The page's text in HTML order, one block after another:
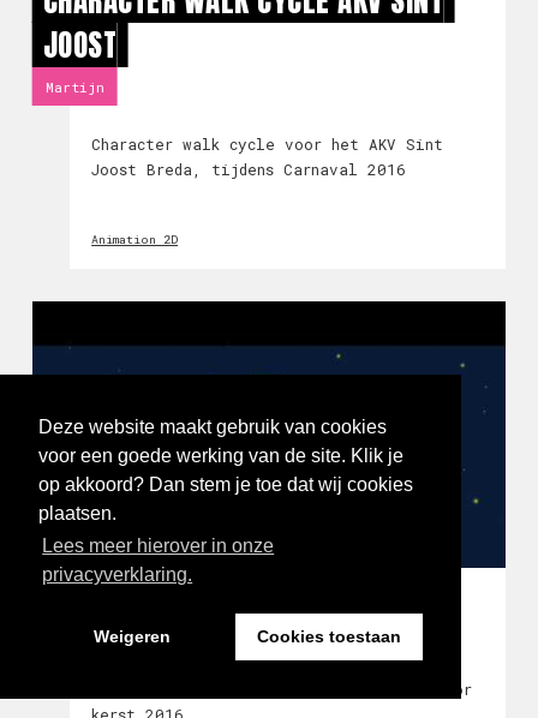
Deze website maakt gebruik van cookies
voor een goede werking van de site. Klik je
op akkoord? Dan stem je toe dat wij cookies
plaatsen.
Lees meer hierover in onze
privacyverklaring.
Weigeren Cookies toestaan
JOOST
Martijn
Character walk cycle voor het AKV Sint
Joost Breda, tijdens Carnaval 2016
Animation 2D
A CHRISTMAS SONG 2016
Martijn
A Christmas Song! Een korte animatie voor
kerst 2016.